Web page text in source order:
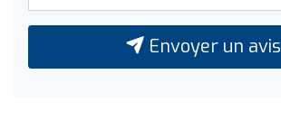
Envoyer un avis